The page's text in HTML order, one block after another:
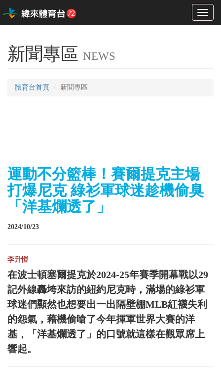
Toggle
新聞專區 NEWS
體育台首頁 新聞專區
運動不分籃棒！賽爾提克主場
打爆尼克 綠衫軍球迷趁機偷臭
「洋基爛透了」
2024/10/23
李升愷
在波士頓塞爾提克於2024-25年賽季開幕戰以29
記外線轟垮來訪的紐約尼克時，滿場的綠衫軍
球迷們顯然也想要出一出隔壁棚MLB紅襪失利
的怨氣，藉機偷嗆了今年揮軍世界大賽的洋
基，「洋基爛透了」的口號就這樣在觀眾席上
響起。